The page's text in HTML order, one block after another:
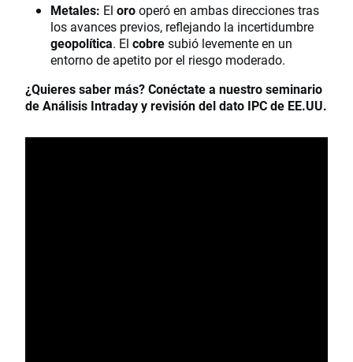
Metales: El orooperó en ambas direcciones tras
los avances previos, reflejando la incertidumbre
geopolítica. El cobresubió levemente en un
entorno de apetito por el riesgo moderado.
¿Quieres saber más? Conéctate a nuestro seminario
de Análisis Intraday y revisión del dato IPC de EE.UU.